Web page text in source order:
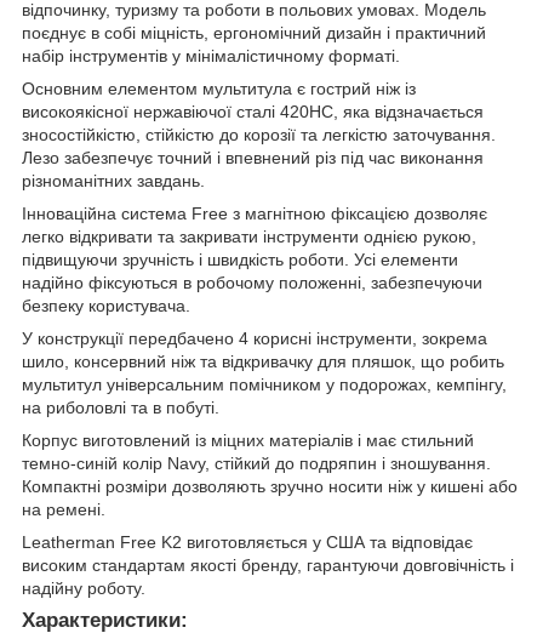
відпочинку, туризму та роботи в польових умовах. Модель
поєднує в собі міцність, ергономічний дизайн і практичний
набір інструментів у мінімалістичному форматі.
Основним елементом мультитула є гострий ніж із
високоякісної нержавіючої сталі 420HC, яка відзначається
зносостійкістю, стійкістю до корозії та легкістю заточування.
Лезо забезпечує точний і впевнений різ під час виконання
різноманітних завдань.
Інноваційна система Free з магнітною фіксацією дозволяє
легко відкривати та закривати інструменти однією рукою,
підвищуючи зручність і швидкість роботи. Усі елементи
надійно фіксуються в робочому положенні, забезпечуючи
безпеку користувача.
У конструкції передбачено 4 корисні інструменти, зокрема
шило, консервний ніж та відкривачку для пляшок, що робить
мультитул універсальним помічником у подорожах, кемпінгу,
на риболовлі та в побуті.
Корпус виготовлений із міцних матеріалів і має стильний
темно-синій колір Navy, стійкий до подряпин і зношування.
Компактні розміри дозволяють зручно носити ніж у кишені або
на ремені.
Leatherman Free K2 виготовляється у США та відповідає
високим стандартам якості бренду, гарантуючи довговічність і
надійну роботу.
Характеристики: